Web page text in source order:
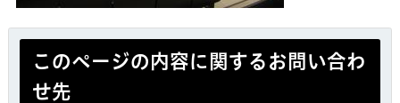
このページの内容に関するお問い合わ
せ先